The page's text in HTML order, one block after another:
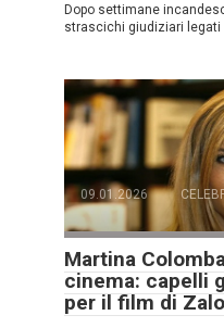
Dopo settimane
strascichi giudiziari legati
09.01.2026
Martina
cinema: capelli
per il film di